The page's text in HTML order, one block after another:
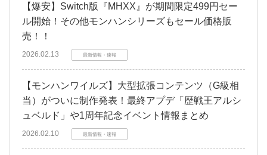
【爆安】Switch版『MHXX』が期間限定499円セー
ル開始！その他モンハンシリーズもセール価格販
売！！
2026.02.13 最新情報・速報
【モンハンワイルズ】大型拡張コンテンツ（G級相
当）がついに制作発表！最終アプデ「歴戦王アルシ
ュベルド」や1周年記念イベント情報まとめ
2026.02.10 最新情報・速報